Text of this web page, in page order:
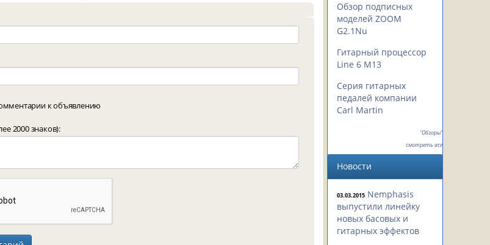
к объявлению
2000 знаков):
Обзор подписных
моделей ZOOM
G2.1Nu
Гитарный процессор
Line 6 M13
Серия гитарных
педалей компании
Carl Martin
"Обзоры"
смотреть все
Новости
03.03.2015 Nemphasis
выпустили линейку
новых басовых и
гитарных эффектов